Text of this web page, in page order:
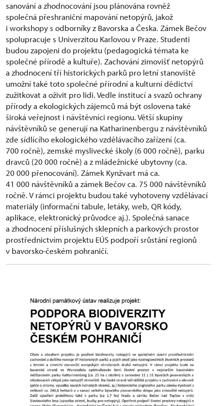
sanování a zhodnocování jsou plánována rovněž
společná přeshraniční mapování netopýrů, jakož
i workshopy s odborníky z Bavorska a Česka. Zámek Bečov
spolupracuje s Univerzitou Karlovou v Praze. Studenti
budou zapojeni do projektu (pedagogická témata ke
společné přírodě a kultuře). Zachování zimovišť netopýrů
a zhodnocení tří historických parků pro letní stanoviště
umožní také toto společné přírodní a kulturní dědictví
zužitkovat a oživit pro lidi. Vedle institucí a svazů ochrany
přírody a ekologických zájemců má být oslovena také
široká veřejnost i návštěvníci regionu. Větší skupiny
návštěvníků se generují na Katharinenbergu z návštěvníků
zde sídlícího ekologického vzdělávacího zařízení (ca.
700 ročně), zemské myslivecké školy (6 000 ročně), parku
dravců (20 000 ročně) a z mládežnické ubytovny (ca.
20 000 přenocování). Zámek Kynžvart má ca.
41 000 návštěvníků a zámek Bečov ca. 75 000 návštěvníků
ročně. V rámci projektu budou také vyhotoveny vzdělávací
materiály (informační tabule, letáky, web, QR kódy,
aplikace, elektronický průvodce aj.). Společná sanace
a zhodnocení příslušných sklepních a parkových prostor
prostřednictvím projektu EÚS podpoří srůstání regionů
v bavorsko-českém pohraničí.